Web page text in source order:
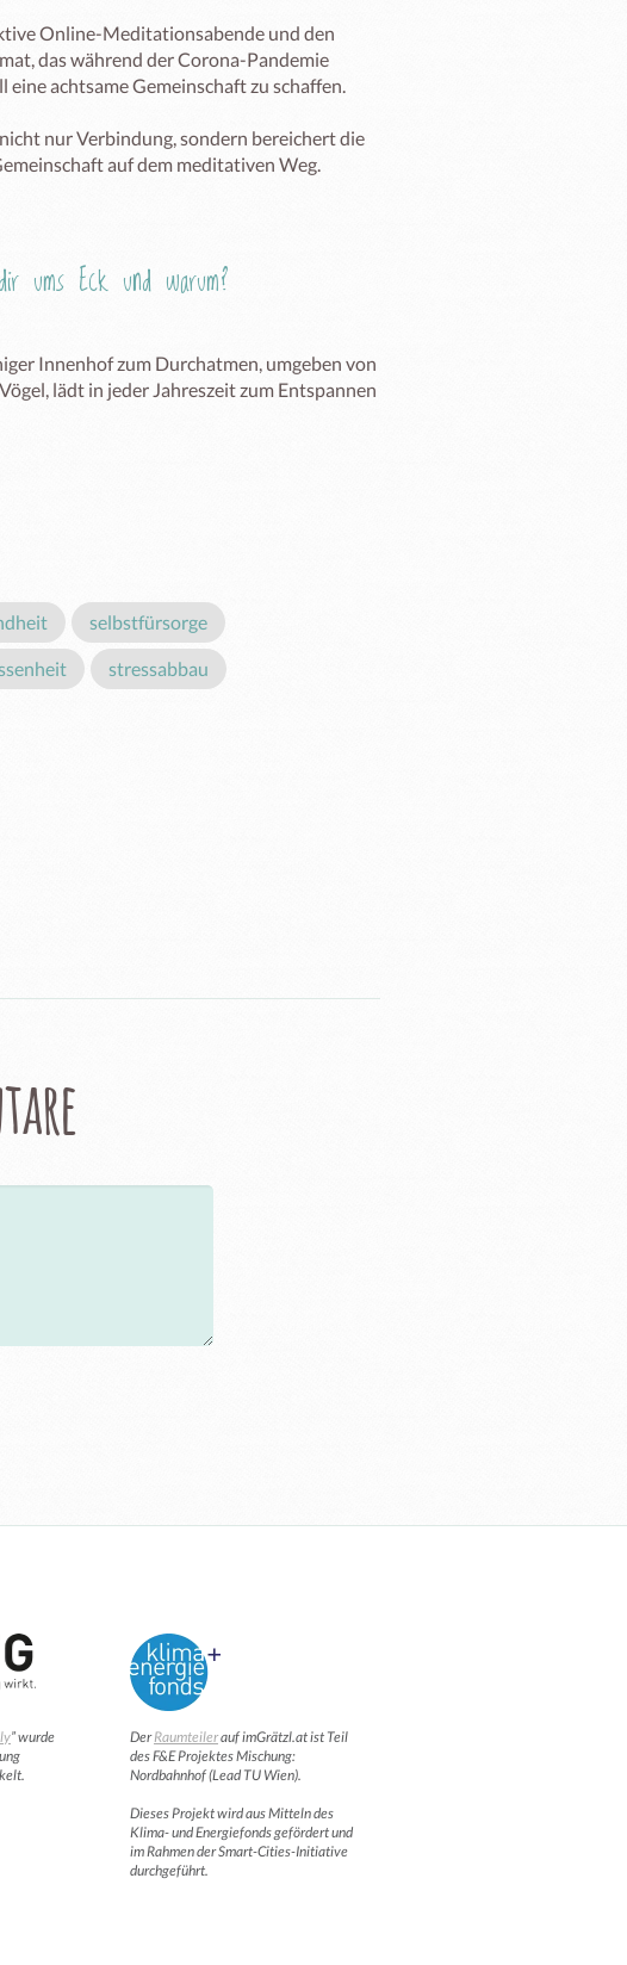
Online-Meditationsabende und den
das während der Corona-Pandemie
achtsame Gemeinschaft zu schaffen.
nur Verbindung, sondern bereichert die
auf dem meditativen Weg.
ums Eck und warum?
Innenhof zum Durchatmen, umgeben von
lädt in jeder Jahreszeit zum Entspannen
selbstfürsorge
stressabbau
” wurde
DerRaumteilerauf imGrätzl.at ist Teil
des F&E Projektes Mischung:
Nordbahnhof (Lead TU Wien).
Dieses Projekt wird aus Mitteln des
Klima- und Energiefonds gefördert und
im Rahmen der Smart-Cities-Initiative
durchgeführt.